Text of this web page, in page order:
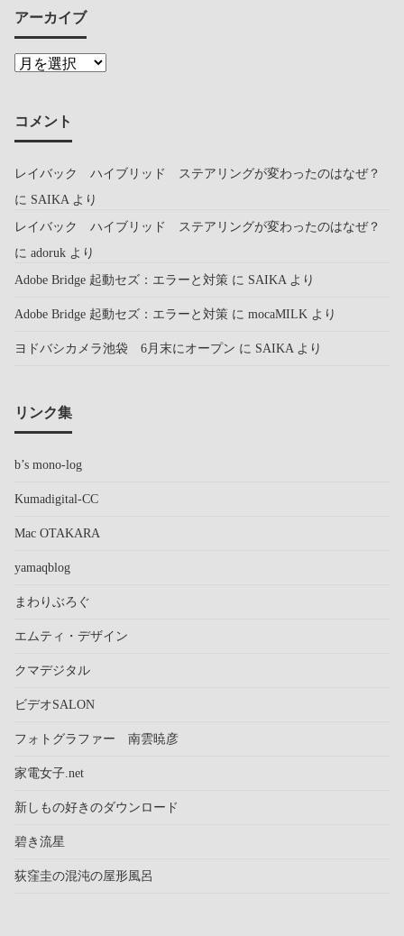
アーカイブ
コメント
レイバック ハイブリッド ステアリングが変わったのはなぜ？
に SAIKAより
レイバック ハイブリッド ステアリングが変わったのはなぜ？
に adoruk より
Adobe Bridge 起動セズ：エラーと対策 に SAIKAより
Adobe Bridge 起動セズ：エラーと対策 に mocaMILK より
ヨドバシカメラ池袋 6月末にオープン に SAIKAより
リンク集
b’s mono-log
Kumadigital-CC
Mac OTAKARA
yamaqblog
まわりぶろぐ
エムティ・デザイン
クマデジタル
ビデオSALON
フォトグラファー 南雲暁彦
家電女子.net
新しもの好きのダウンロード
碧き流星
荻窪圭の混沌の屋形風呂